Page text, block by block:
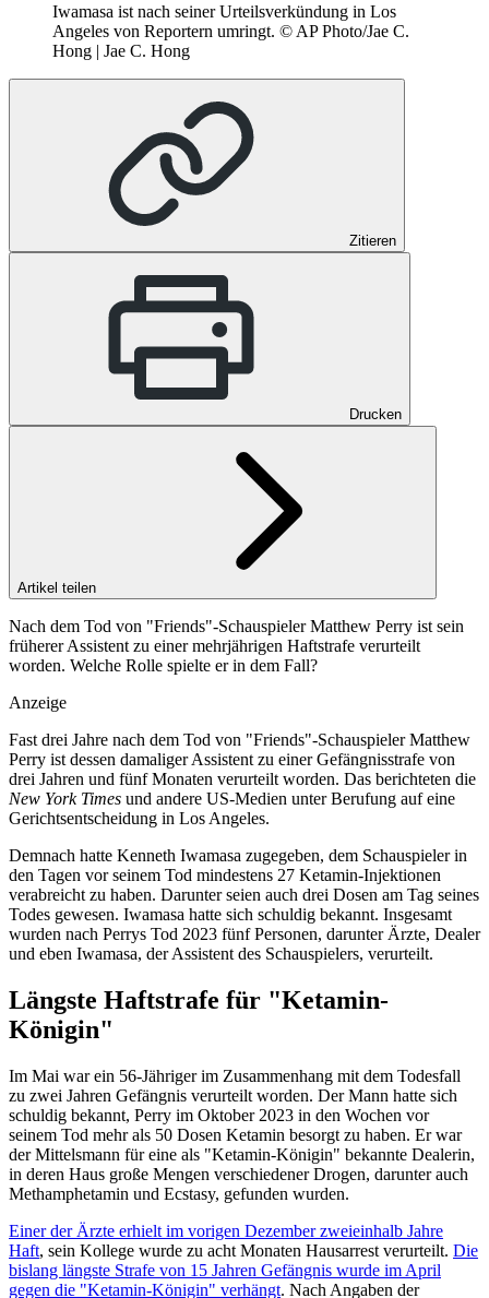
Iwamasa ist nach seiner Urteilsverkündung in Los
Angeles von Reportern umringt. © AP Photo/Jae C.
Hong | Jae C. Hong
Zitieren
Drucken
Artikel teilen
Nach dem Tod von "Friends"-Schauspieler Matthew Perry ist sein
früherer Assistent zu einer mehrjährigen Haftstrafe verurteilt
worden. Welche Rolle spielte er in dem Fall?
Anzeige
Fast drei Jahre nach dem Tod von "Friends"-Schauspieler Matthew
Perry ist dessen damaliger Assistent zu einer Gefängnisstrafe von
drei Jahren und fünf Monaten verurteilt worden. Das berichteten die
New York Times und andere US-Medien unter Berufung auf eine
Gerichtsentscheidung in Los Angeles.
Demnach hatte Kenneth Iwamasa zugegeben, dem Schauspieler in
den Tagen vor seinem Tod mindestens 27 Ketamin-Injektionen
verabreicht zu haben. Darunter seien auch drei Dosen am Tag seines
Todes gewesen. Iwamasa hatte sich schuldig bekannt. Insgesamt
wurden nach Perrys Tod 2023 fünf Personen, darunter Ärzte, Dealer
und eben Iwamasa, der Assistent des Schauspielers, verurteilt.
Längste Haftstrafe für "Ketamin-
Königin"
Im Mai war ein 56-Jähriger im Zusammenhang mit dem Todesfall
zu zwei Jahren Gefängnis verurteilt worden. Der Mann hatte sich
schuldig bekannt, Perry im Oktober 2023 in den Wochen vor
seinem Tod mehr als 50 Dosen Ketamin besorgt zu haben. Er war
der Mittelsmann für eine als "Ketamin-Königin" bekannte Dealerin,
in deren Haus große Mengen verschiedener Drogen, darunter auch
Methamphetamin und Ecstasy, gefunden wurden.
Einer der Ärzte erhielt im vorigen Dezember zweieinhalb Jahre
Haft, sein Kollege wurde zu acht Monaten Hausarrest verurteilt. Die
bislang längste Strafe von 15 Jahren Gefängnis wurde im April
gegen die "Ketamin-Königin" verhängt. Nach Angaben der